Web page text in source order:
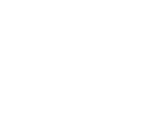
• Alle rechten